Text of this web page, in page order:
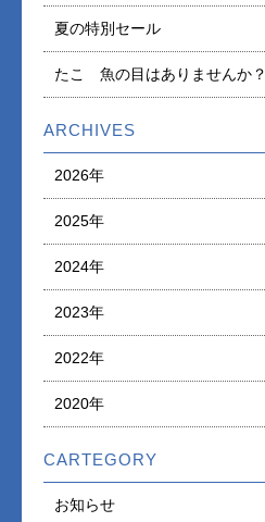
夏の特別セール
たこ 魚の目はありませんか？
ARCHIVES
2026年
2025年
2024年
2023年
2022年
2020年
CARTEGORY
お知らせ